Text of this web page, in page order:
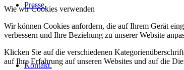
Presse.
Kontakt.
Wie wir Cookies verwenden
Wir können Cookies anfordern, die auf Ihrem Gerät
verbessern und Ihre Beziehung zu unserer Website
Klicken Sie auf die verschiedenen
auf Ihre Erfahrung auf unseren Websites und auf die